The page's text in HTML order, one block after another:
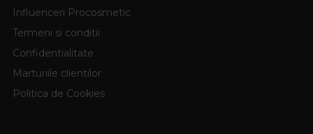
Influenceri Procosmetic
Termeni si conditii
Confidentialitate
Marturiile clientilor
Politica de Cookies